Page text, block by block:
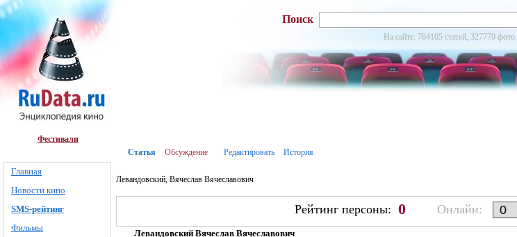
Фестивали
Главная
Новости кино
SMS-рейтинг
Фильмы
Поиск
На сайте: 764105 статей, 327779 фото.
Статья Обсуждение Редактировать История
Левандовский, Вячеслав Вячеславович
Рейтинг персоны: 0 Онлайн:
Левандовский Вячеслав Вячеславович